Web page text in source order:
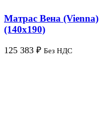
Матрас Вена (Vienna)
(140х190)
125 383 ₽ Без НДС